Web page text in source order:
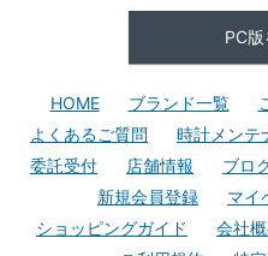
PC
HOME ブランド一覧
よくあるご質問
時計メンテ
委託受付
店舗情報 ブロ
新規会員登録
マイ
ショッピングガイド
会社